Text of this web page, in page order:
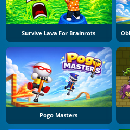
Survive Lava For Brainrots
Pogo Masters